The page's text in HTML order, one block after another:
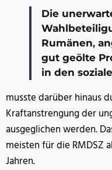
Die
Rumänen,
gut geölte
in den
musste darüber hinaus
Kraftanstrengung der
ausgeglichen werden.
meisten für die RMDSZ
Jahren.